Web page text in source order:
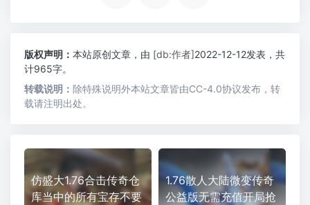
版权声明： 本站原创文章，由 [db:作者]2022-12-12发表，共
计965字。
转载说明： 除特殊说明外本站文章皆由CC-4.0协议发布，转
载请注明出处。
仿盛大1.76合击传奇仓
库当中的所有宝存不要
1.76散人大陆微变传奇
公益版无需充值开局抢